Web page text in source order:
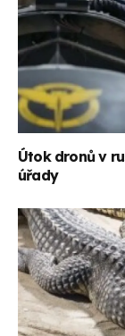
Útok dronů v
úřady